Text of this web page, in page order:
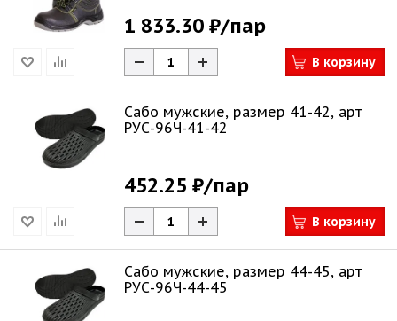
1 833.30 ₽/пар
В корзину
Сабо мужские, размер 41-42, арт
РУС-96Ч-41-42
452.25 ₽/пар
В корзину
Сабо мужские, размер 44-45, арт
РУС-96Ч-44-45